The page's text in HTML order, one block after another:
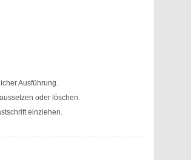
Ausführung.
oder löschen.
einziehen.